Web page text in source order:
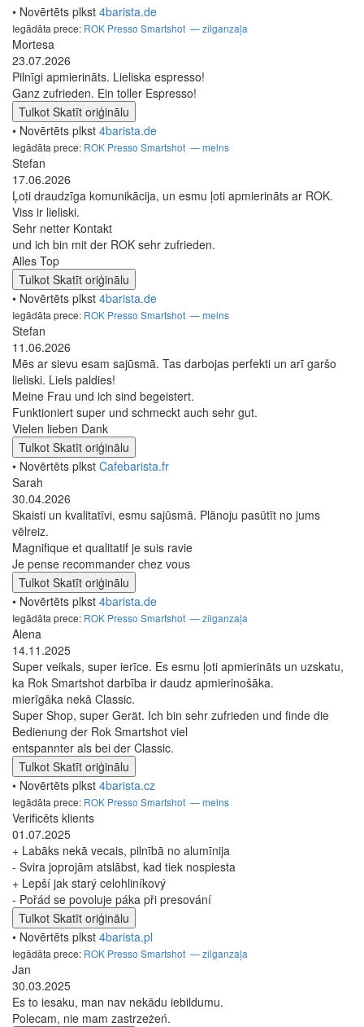
• Novērtēts plkst 4barista.de
Iegādāta prece: ROK Presso Smartshot — zilganzaļa
Mortesa
23.07.2026
Pilnīgi apmierināts. Lieliska espresso!
Ganz zufrieden. Ein toller Espresso!
Tulkot Skatīt oriģinālu
• Novērtēts plkst 4barista.de
Iegādāta prece: ROK Presso Smartshot — melns
Stefan
17.06.2026
Ļoti draudzīga komunikācija, un esmu ļoti apmierināts ar ROK.
Viss ir lieliski.
Sehr netter Kontakt
und ich bin mit der ROK sehr zufrieden.
Alles Top
Tulkot Skatīt oriģinālu
• Novērtēts plkst 4barista.de
Iegādāta prece: ROK Presso Smartshot — melns
Stefan
11.06.2026
Mēs ar sievu esam sajūsmā. Tas darbojas perfekti un arī garšo
lieliski. Liels paldies!
Meine Frau und ich sind begeistert.
Funktioniert super und schmeckt auch sehr gut.
Vielen lieben Dank
Tulkot Skatīt oriģinālu
• Novērtēts plkst Cafebarista.fr
Sarah
30.04.2026
Skaisti un kvalitatīvi, esmu sajūsmā. Plānoju pasūtīt no jums
vēlreiz.
Magnifique et qualitatif je suis ravie
Je pense recommander chez vous
Tulkot Skatīt oriģinālu
• Novērtēts plkst 4barista.de
Iegādāta prece: ROK Presso Smartshot — zilganzaļa
Alena
14.11.2025
Super veikals, super ierīce. Es esmu ļoti apmierināts un uzskatu,
ka Rok Smartshot darbība ir daudz apmierinošāka.
mierīgāka nekā Classic.
Super Shop, super Gerät. Ich bin sehr zufrieden und finde die
Bedienung der Rok Smartshot viel
entspannter als bei der Classic.
Tulkot Skatīt oriģinālu
• Novērtēts plkst 4barista.cz
Iegādāta prece: ROK Presso Smartshot — melns
Verificēts klients
01.07.2025
+ Labāks nekā vecais, pilnībā no alumīnija
- Svira joprojām atslābst, kad tiek nospiesta
+ Lepší jak starý celohliníkový
- Pořád se povoluje páka při presování
Tulkot Skatīt oriģinālu
• Novērtēts plkst 4barista.pl
Iegādāta prece: ROK Presso Smartshot — zilganzaļa
Jan
30.03.2025
Es to iesaku, man nav nekādu iebildumu.
Polecam, nie mam zastrzeżeń.